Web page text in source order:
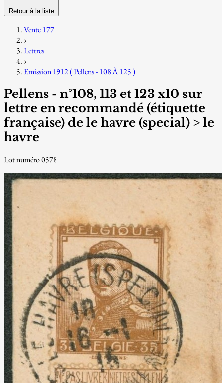
Retour à la liste
Vente 177
›
Lettres
›
Emission 1912 ( Pellens - 108 À 125 )
Pellens - n°108, 113 et 123 x10 sur
lettre en recommandé (étiquette
française) de le havre (special) > le
havre
Lot numéro 0578